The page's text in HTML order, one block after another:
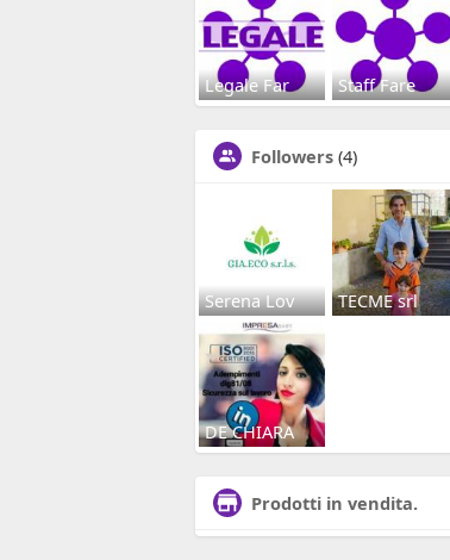
Legale Far Staff Fare
Followers (4)
Serena Lov TECME srl
DE CHIARA
Prodotti in vendita.